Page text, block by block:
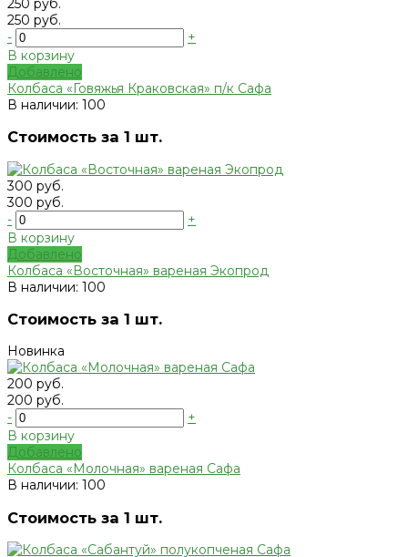
250 руб.
250 руб.
-
+
В корзину
Добавлено
Колбаса «Говяжья Краковская» п/к Сафа
В наличии: 100
Стоимость за 1 шт.
300 руб.
300 руб.
-
+
В корзину
Добавлено
Колбаса «Восточная» вареная Экопрод
В наличии: 100
Стоимость за 1 шт.
Новинка
200 руб.
200 руб.
-
+
В корзину
Добавлено
Колбаса «Молочная» вареная Сафа
В наличии: 100
Стоимость за 1 шт.